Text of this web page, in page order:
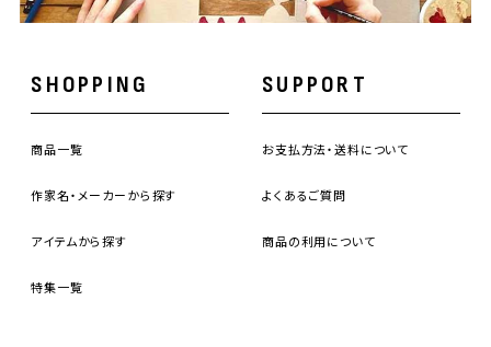
SHOPPING
商品一覧
作家名・メーカーから探す
アイテムから探す
特集一覧
SUPPORT
お支払方法・送料について
よくあるご質問
商品の利用について